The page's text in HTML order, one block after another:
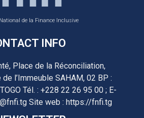
de la Finance Inclusive
INFO
Place de la Réconciliation,
l’Immeuble SAHAM, 02 BP :
Tél. : +228 22 26 95 00 ; E-
Site web : https://fnfi.tg